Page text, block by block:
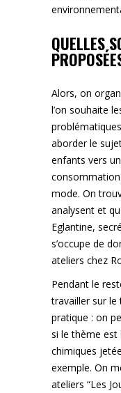
QUELLES
Alors, on
l’on souhaite
aborder le
enfants vers
mode. On
analysent et
Eglantine,
s’occupe de
ateliers chez
Pendant le
travailler sur le
pratique : on
si le thème est
chimiques
exemple. On
ateliers “Les